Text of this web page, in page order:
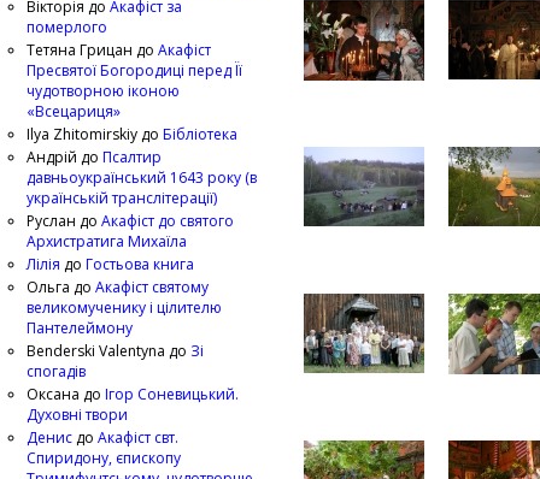
Вікторія до Акафіст за
померлого
Тетяна Грицан до Акафіст
Пресвятої Богородиці перед Її
чудотворною іконою
«Всецариця»
Ilya Zhitomirskiy до Бібліотека
Андрій до Псалтир
давньоукраїнський 1643 року (в
українській транслітерації)
Руслан до Акафіст до святого
Архистратига Михаїла
Лілія до Гостьова книга
Ольга до Акафіст святому
великомученику і цілителю
Пантелеймону
Benderski Valentyna до Зі
спогадів
Оксана до Ігор Соневицький.
Духовні твори
Денис до Акафіст свт.
Спиридону, єпископу